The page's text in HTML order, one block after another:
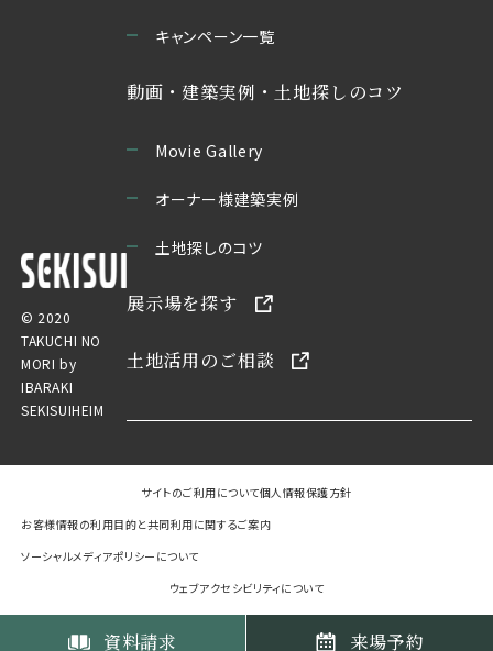
資料請求 来場予約
© 2020
TAKUCHI NO
MORI by
IBARAKI
SEKISUIHEIM
キャンペーン一覧
動画・建築実例・土地探しのコツ
Movie Gallery
オーナー様建築実例
土地探しのコツ
展示場を探す
土地活用のご相談
サイトのご利用について個人情報保護方針
お客様情報の利用目的と共同利用に関するご案内
ソーシャルメディアポリシーについて
ウェブアクセシビリティについて